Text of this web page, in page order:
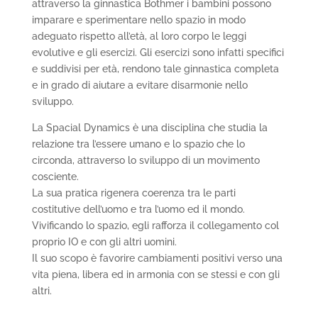
attraverso la ginnastica Bothmer i bambini possono
imparare e sperimentare nello spazio in modo
adeguato rispetto all’età, al loro corpo le leggi
evolutive e gli esercizi. Gli esercizi sono infatti specifici
e suddivisi per età, rendono tale ginnastica completa
e in grado di aiutare a evitare disarmonie nello
sviluppo.
La Spacial Dynamics è una disciplina che studia la
relazione tra l’essere umano e lo spazio che lo
circonda, attraverso lo sviluppo di un movimento
cosciente.
La sua pratica rigenera coerenza tra le parti
costitutive dell’uomo e tra l’uomo ed il mondo.
Vivificando lo spazio, egli rafforza il collegamento col
proprio IO e con gli altri uomini.
Il suo scopo è favorire cambiamenti positivi verso una
vita piena, libera ed in armonia con se stessi e con gli
altri.